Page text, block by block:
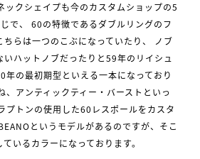
ックシェイプも今のカスタムショップの5
で、 60の特徴であるダブルリングのフ
ちらは一つのこぶになっていたり、 ノブ
ハットノブだったりと59年のリイシュ
年の最初期型といえる一本になっており
、アンティックティー・バーストといっ
プトンの使用した60レスポールをカスタ
というモデルがあるのですが、そこ
いるカラーになっております。